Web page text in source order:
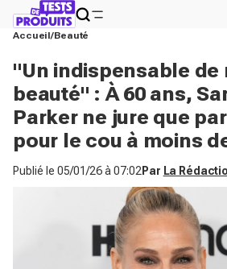
Accueil Beauté
"Un indispensable de
beauté" : À 60 ans,
Parker ne jure que
pour le cou à moins
Publié le 05/01/26 à 07:02 Par La